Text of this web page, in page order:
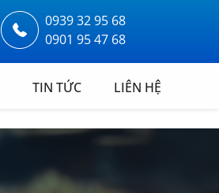
0939 32 95 68
0901 95 47 68
TIN TỨC LIÊN HỆ